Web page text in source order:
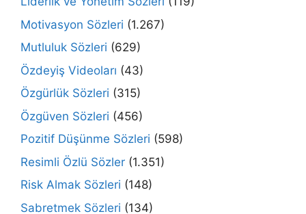
Motivasyon Sözleri (1.267)
Mutluluk Sözleri (629)
Özdeyiş Videoları (43)
Özgürlük Sözleri (315)
Özgüven Sözleri (456)
Pozitif Düşünme Sözleri (598)
Resimli Özlü Sözler (1.351)
Risk Almak Sözleri (148)
Sabretmek Sözleri (134)